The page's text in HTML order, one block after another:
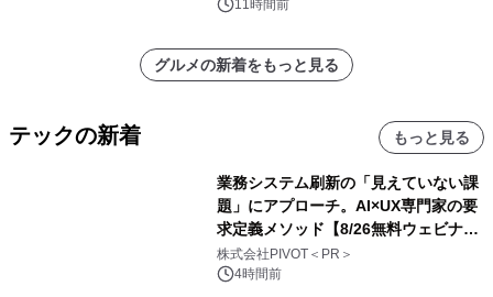
11時間前
グルメの新着をもっと見る
テックの新着 もっと見る
業務システム刷新の「見えていない課
題」にアプローチ。AI×UX専門家の要
求定義メソッド【8/26無料ウェビナ
ー】株式会社PIVOT
株式会社PIVOT＜PR＞
4時間前